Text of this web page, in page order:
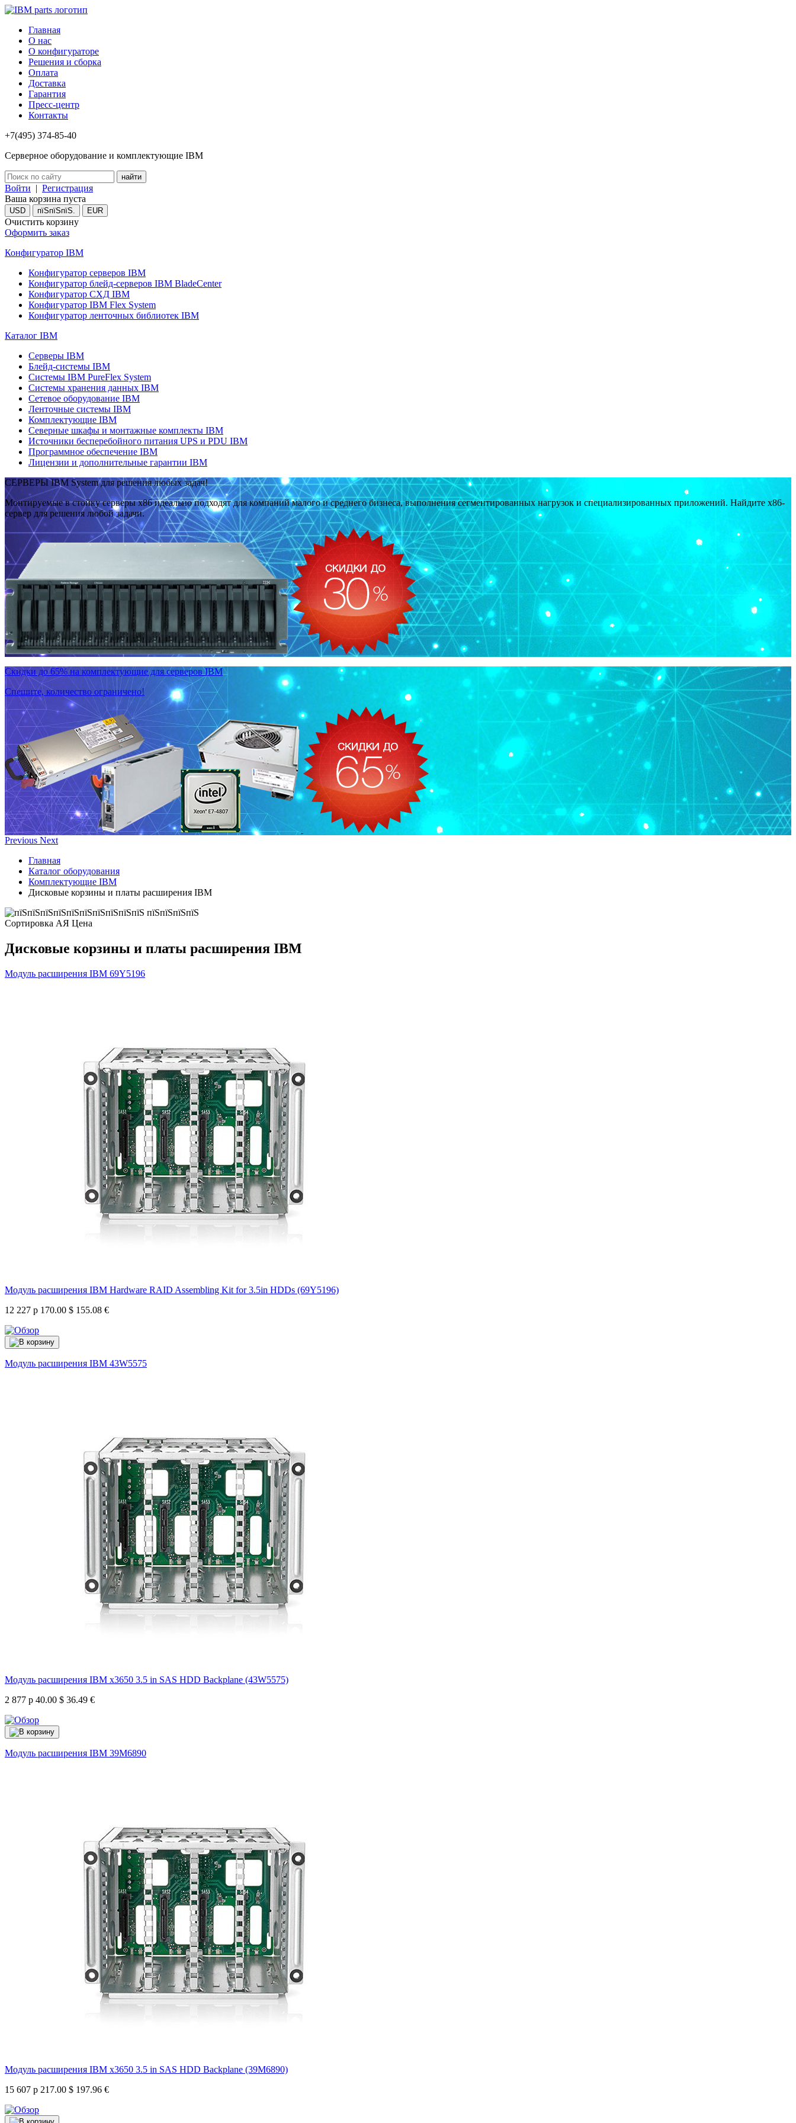
Главная
О нас
О конфигураторе
Решения и сборка
Оплата
Доставка
Гарантия
Пресс-центр
Контакты
+7(495) 374-85-40
Серверное оборудование и комплектующие IBM
Войти | Регистрация
Ваша корзина пуста
USD пїЅпїЅпїЅ. EUR
Очистить корзину
Оформить заказ
Конфигуратор IBM
Конфигуратор серверов IBM
Конфигуратор блейд-серверов IBM BladeCenter
Конфигуратор СХД IBM
Конфигуратор IBM Flex System
Конфигуратор ленточных библиотек IBM
Каталог IBM
Серверы IBM
Блейд-системы IBM
Системы IBM PureFlex System
Системы хранения данных IBM
Сетевое оборудование IBM
Ленточные системы IBM
Комплектующие IBM
Северные шкафы и монтажные комплекты IBM
Источники бесперебойного питания UPS и PDU IBM
Программное обеспечение IBM
Лицензии и дополнительные гарантии IBM
СЕРВЕРЫ IBM System для решения любых задач!
Монтируемые в стойку серверы x86 идеально подходят для компаний малого и среднего бизнеса, выполнения сегментированных нагрузок и специализированных приложений. Найдите x86-
сервер для решения любой задачи.
Скидки до 65% на комплектующие для серверов IBM
Спешите, количество ограничено!
Previous Next
Главная
Каталог оборудования
Комплектующие IBM
Дисковые корзины и платы расширения IBM
Сортировка АЯ Ценa
Дисковые корзины и платы расширения IBM
Модуль расширения IBM 69Y5196
Модуль расширения IBM Hardware RAID Assembling Kit for 3.5in HDDs (69Y5196)
12 227 р 170.00 $ 155.08 €
Модуль расширения IBM 43W5575
Модуль расширения IBM x3650 3.5 in SAS HDD Backplane (43W5575)
2 877 р 40.00 $ 36.49 €
Модуль расширения IBM 39M6890
Модуль расширения IBM x3650 3.5 in SAS HDD Backplane (39M6890)
15 607 р 217.00 $ 197.96 €